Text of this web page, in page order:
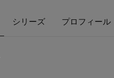
シリーズ プロフィール